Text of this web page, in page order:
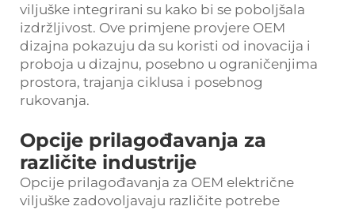
viljuške integrirani su kako bi se poboljšala
izdržljivost. Ove primjene provjere OEM
dizajna pokazuju da su koristi od inovacija i
proboja u dizajnu, posebno u ograničenjima
prostora, trajanja ciklusa i posebnog
rukovanja.
Opcije prilagođavanja za
različite industrije
Opcije prilagođavanja za OEM električne
viljuške zadovoljavaju različite potrebe